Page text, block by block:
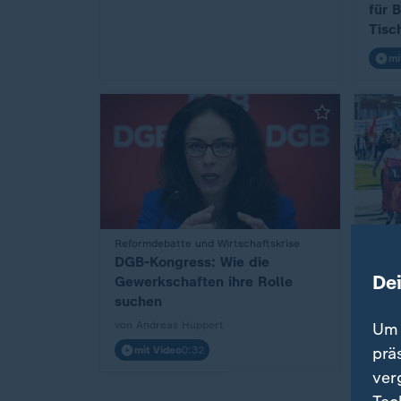
für
Reformdebatte und Wirtschaftskrise
:
DGB-Kongress: Wie die
Gewerkschaften ihre Rolle
suchen
mit Video0:32